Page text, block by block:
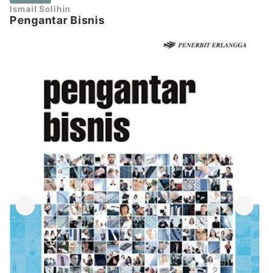
Ismail Solihin
Pengantar Bisnis